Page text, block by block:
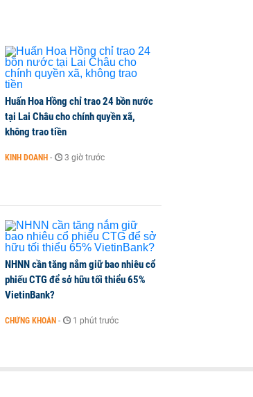
BHXH bắt buộc
Huấn Hoa Hồng chỉ trao 24 bồn nước
tại Lai Châu cho chính quyền xã,
không trao tiền
KINH DOANH - 3 giờ trước
NHNN cần tăng nắm giữ bao nhiêu cổ
phiếu CTG để sở hữu tối thiểu 65%
VietinBank?
CHỨNG KHOÁN - 1 phút trước